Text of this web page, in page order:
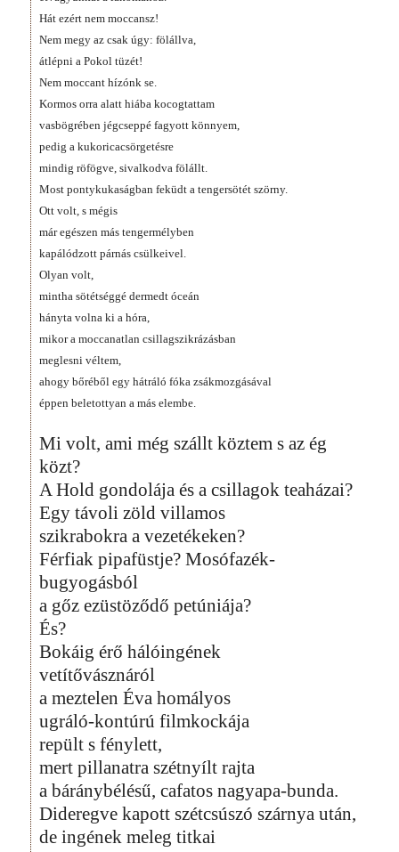
Hát ezért nem moccansz!
Nem megy az csak úgy: fölállva,
átlépni a Pokol tüzét!
Nem moccant hízónk se.
Kormos orra alatt hiába kocogtattam
vasbögrében jégcseppé fagyott könnyem,
pedig a kukoricacsörgetésre
mindig röfögve, sivalkodva fölállt.
Most pontykukaságban feküdt a tengersötét szörny.
Ott volt, s mégis
már egészen más tengermélyben
kapálódzott párnás csülkeivel.
Olyan volt,
mintha sötétséggé dermedt óceán
hányta volna ki a hóra,
mikor a moccanatlan csillagszikrázásban
meglesni véltem,
ahogy bőréből egy hátráló fóka zsákmozgásával
éppen beletottyan a más elembe.
Mi volt, ami még szállt köztem s az ég
közt?
A Hold gondolája és a csillagok teaházai?
Egy távoli zöld villamos
szikrabokra a vezetékeken?
Férfiak pipafüstje? Mosófazék-
bugyogásból
a gőz ezüstöződő petúniája?
És?
Bokáig érő hálóingének
vetítővásznáról
a meztelen Éva homályos
ugráló-kontúrú filmkockája
repült s fénylett,
mert pillanatra szétnyílt rajta
a báránybélésű, cafatos nagyapa-bunda.
Dideregve kapott szétcsúszó szárnya után,
de ingének meleg titkai